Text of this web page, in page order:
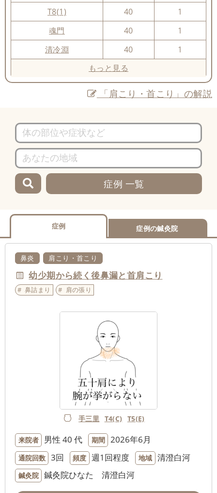
T8(1)
40
1
魂門
40
1
清冷淵
40
1
もっと見る
「肩こり・首こり」の解説
症例 一覧
症例 症例の鍼灸院
鼻炎 肩こり・首こり
幼少期から続く後鼻漏と首肩こり
鼻詰まり 肩の張り
手三里 T4(C) T5(E)
来院者 男性 40 代 期間 2026年6月
通院回数 3回 頻度 週1回程度 地域 清澄白河
鍼灸院 鍼灸院ひなた 清澄白河